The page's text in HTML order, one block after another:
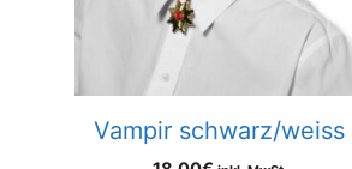
Vampir schwarz/weiss